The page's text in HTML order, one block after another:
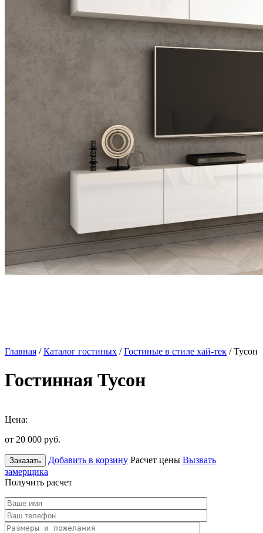
Главная /Каталог гостиных /Гостиные в стиле хай-тек / Тусон
Гостинная Тусон
Цена:
от 20 000 руб.
Заказать Добавить в корзину Расчет цены Вызвать
замерщика
Получить расчет